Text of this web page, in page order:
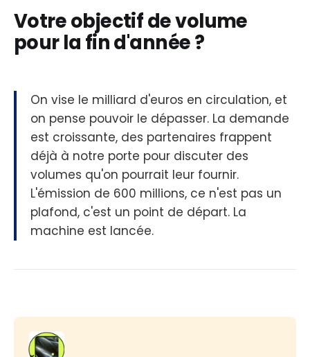
Votre objectif de volume
pour la fin d'année ?
On vise le milliard d'euros en circulation, et
on pense pouvoir le dépasser. La demande
est croissante, des partenaires frappent
déjà à notre porte pour discuter des
volumes qu'on pourrait leur fournir.
L'émission de 600 millions, ce n'est pas un
plafond, c'est un point de départ. La
machine est lancée.